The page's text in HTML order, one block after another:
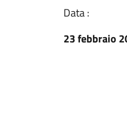
Data :
23 febbraio